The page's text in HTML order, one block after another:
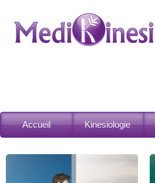
Accueil Kinesiologie